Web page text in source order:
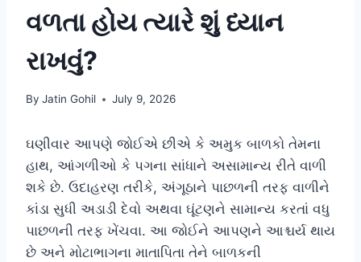
વળતા હોય ત્યારે શું ધ્યાન
રાખવું?
By Jatin Gohil July 9, 2026
ઘણીવાર આપણે જોઈએ છીએ કે અમુક બાળકો તેમના
હાથ, આંગળીઓ કે પગના સાંધાને અસામાન્ય રીતે વાળી
શકે છે. ઉદાહરણ તરીકે, અંગૂઠાને પાછળની તરફ વાળીને
કાંડા સુધી અડાડી દેવો અથવા ઘૂંટણને સામાન્ય કરતાં વધુ
પાછળની તરફ ખેંચવા. આ જોઈને આપણને આશ્ચર્ય થાય
છે અને મોટાભાગના માતાપિતા તેને બાળકની